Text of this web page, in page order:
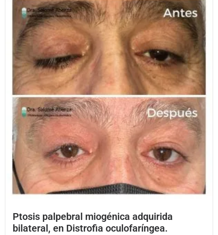
Ptosis palpebral miogénica adquirida
bilateral, en Distrofia oculofaríngea.